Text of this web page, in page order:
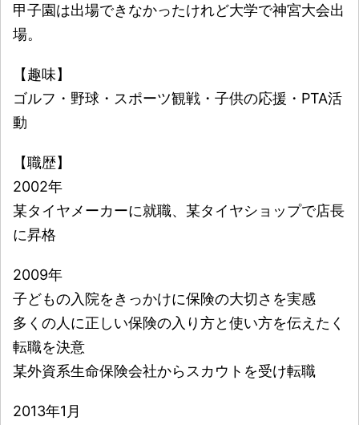
甲子園は出場できなかったけれど大学で神宮大会出
場。
【趣味】
ゴルフ・野球・スポーツ観戦・子供の応援・PTA活
動
【職歴】
2002年
某タイヤメーカーに就職、某タイヤショップで店長
に昇格
2009年
子どもの入院をきっかけに保険の大切さを実感
多くの人に正しい保険の入り方と使い方を伝えたく
転職を決意
某外資系生命保険会社からスカウトを受け転職
2013年1月